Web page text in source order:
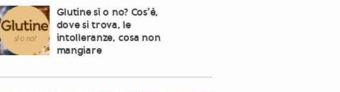
Glutine sì o no? Cos’è,
dove si trova, le
intolleranze, cosa non
mangiare